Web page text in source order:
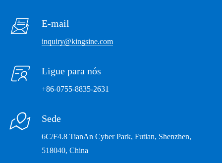
Faixa de tensão
DC Offset <10mV Typ./ <60mV Guar
Resolução 1mV
Distorção
Saídas atuais
 E-mail
inquiry@kingsine.com
 Ligue para nós
+86-0755-8835-2631
 Sede
6C/F4.8 TianAn Cyber Park, Futian, Shenzhen,
518040, China